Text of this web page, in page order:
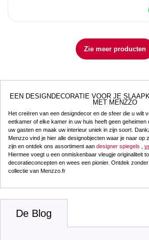
Zie meer producten
EEN DESIGNDECORATIE VOOR JE
MET MENZZO
Het creëren van een designdecor en de sfeer die u wilt
eetkamer of elke kamer in uw huis heeft geen
uw gasten en maak uw interieur uniek in zijn soort.
Menzzo vind je hier alle designobjecten waar je naar op
zijn en ontdek ons assortiment aan designer spiegels
Hiermee voegt u een onmiskenbaar vleugje originaliteit
decoratieconcepten en wees een pionier. Ontdek
collectie van Menzzo.fr
De Blog